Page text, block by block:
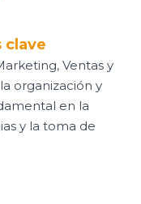
clave
Ventas y
organización y
en la
y la toma de